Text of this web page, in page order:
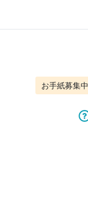
お手紙募集中